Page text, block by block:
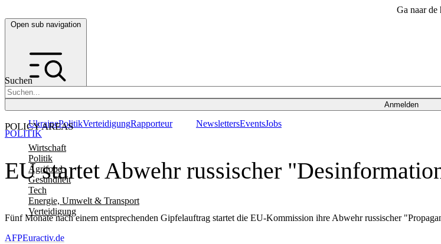
Ga naar
Open sub navigation
Suchen
Anmelden
POLICY AREAS
Wirtschaft
Politik
Agrifood
Gesundheit
Tech
Energie, Umwelt & Transport
Verteidigung
UkrainePolitikVerteidigungRapporteur NewslettersEventsJobs
EU startet Abwehr russischer
Fünf Monate nach einem entsprechenden Gipfelauftrag startet die EU-Kommission ihre Abwehr russischer
POLITIK
AFPEuractiv.de